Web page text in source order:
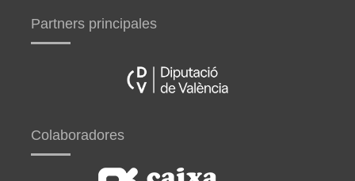
Partners principales
Colaboradores